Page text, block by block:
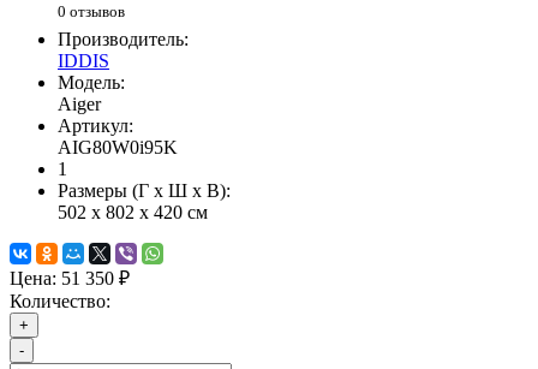
0 отзывов
Производитель:
IDDIS
Модель:
Aiger
Артикул:
AIG80W0i95K
1
Размеры (Г x Ш x В):
502 x 802 x 420 см
Цена: 51 350 ₽
Количество:
+
-